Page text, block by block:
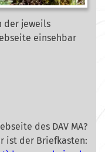
der jeweils
einsehbar
des DAV MA?
ist der Briefkasten: